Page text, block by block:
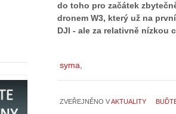
do toho pro začátek
dronem W3, který už na
DJI - ale za relativně nízkou
syma
ZVEŘEJNĚNO VAKTUALITY